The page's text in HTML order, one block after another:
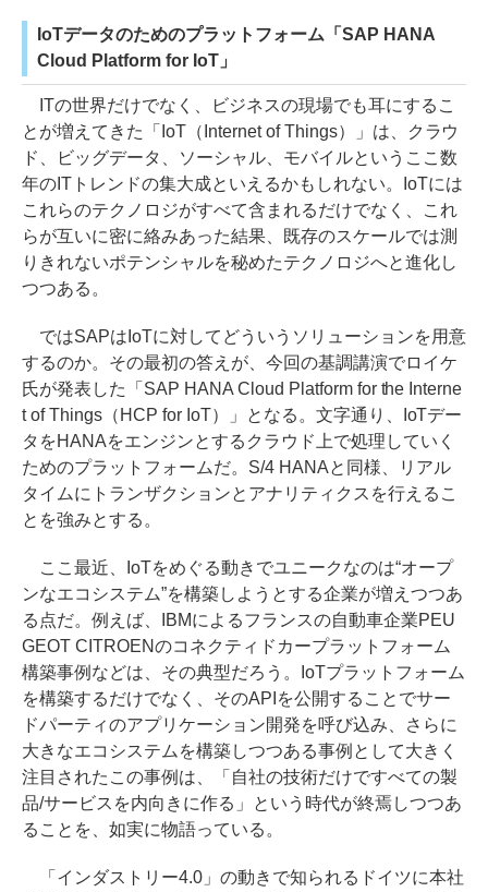
IoTデータのためのプラットフォーム「SAP HANA
Cloud Platform for IoT」
ITの世界だけでなく、ビジネスの現場でも耳にするこ
とが増えてきた「IoT（Internet of Things）」は、クラウ
ド、ビッグデータ、ソーシャル、モバイルというここ数
年のITトレンドの集大成といえるかもしれない。IoTには
これらのテクノロジがすべて含まれるだけでなく、これ
らが互いに密に絡みあった結果、既存のスケールでは測
りきれないポテンシャルを秘めたテクノロジへと進化し
つつある。
ではSAPはIoTに対してどういうソリューションを用意
するのか。その最初の答えが、今回の基調講演でロイケ
氏が発表した「SAP HANA Cloud Platform for the Interne
t of Things（HCP for IoT）」となる。文字通り、IoTデー
タをHANAをエンジンとするクラウド上で処理していく
ためのプラットフォームだ。S/4 HANAと同様、リアル
タイムにトランザクションとアナリティクスを行えるこ
とを強みとする。
ここ最近、IoTをめぐる動きでユニークなのは“オープ
ンなエコシステム”を構築しようとする企業が増えつつあ
る点だ。例えば、IBMによるフランスの自動車企業PEU
GEOT CITROENのコネクティドカープラットフォーム
構築事例などは、その典型だろう。IoTプラットフォーム
を構築するだけでなく、そのAPIを公開することでサー
ドパーティのアプリケーション開発を呼び込み、さらに
大きなエコシステムを構築しつつある事例として大きく
注目されたこの事例は、「自社の技術だけですべての製
品/サービスを内向きに作る」という時代が終焉しつつあ
ることを、如実に物語っている。
「インダストリー4.0」の動きで知られるドイツに本社